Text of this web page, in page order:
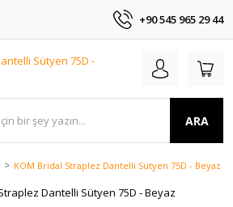
+90 545 965 29 44
ARA
KOM Bridal Straplez Dantelli Sütyen 75D - Beyaz